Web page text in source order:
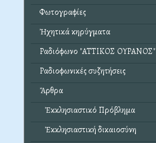
Φωτογραφίες
Ἠχητικά κηρύγματα
Ραδιόφωνο "ΑΤΤΙΚΟΣ ΟΥΡΑΝΟΣ"
Ραδιοφωνικές συζητήσεις
Ἄρθρα
Ἐκκλησιαστικό Πρόβλημα
Ἐκκλησιαστική δικαιοσύνη